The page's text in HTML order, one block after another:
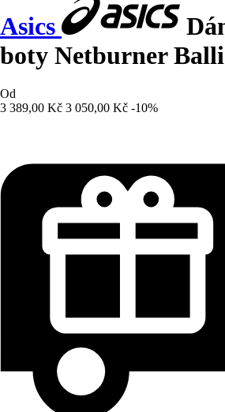
Asics
boty Netburner
Od
3 389,00 Kč 3 050,00 Kč -10%